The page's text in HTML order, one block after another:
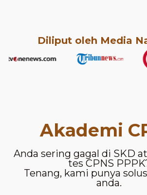
Diliput oleh Media
Akademi
Anda sering gagal di SKD
tes CPNS
Tenang, kami punya
anda.